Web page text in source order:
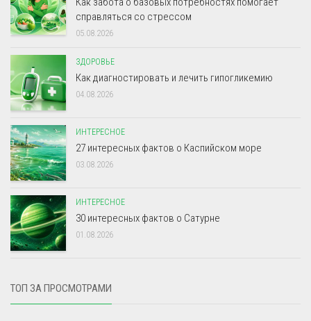
справляться со стрессом
05.08.2026
ЗДОРОВЬЕ
Как диагностировать и лечить гипогликемию
04.08.2026
ИНТЕРЕСНОЕ
27 интересных фактов о Каспийском море
03.08.2026
ИНТЕРЕСНОЕ
30 интересных фактов о Сатурне
01.08.2026
ТОП ЗА ПРОСМОТРАМИ